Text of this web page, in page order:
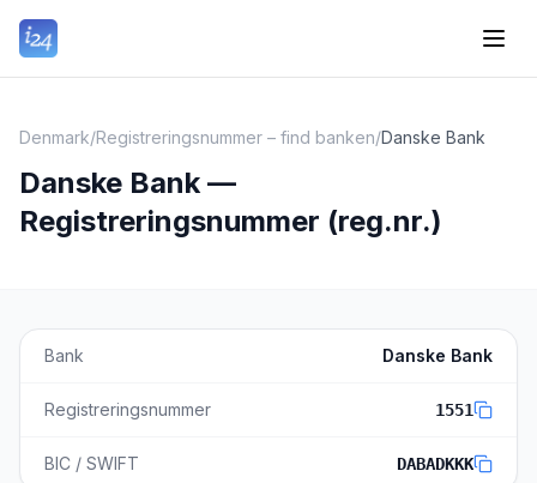
Denmark/Registreringsnummer – find banken/Danske Bank
Danske Bank —
Registreringsnummer (reg.nr.)
Bank Danske Bank
Registreringsnummer 1551
BIC / SWIFT DABADKKK